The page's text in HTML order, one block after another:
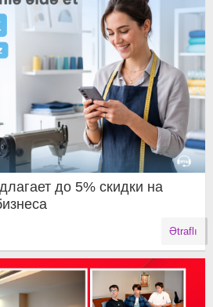
до 5% скидки на
Ətraflı